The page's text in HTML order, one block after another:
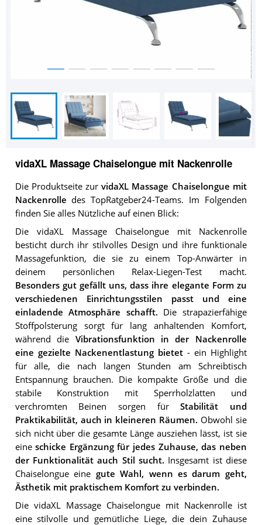
vidaXL Massage Chaiselongue mit Nackenrolle
Die Produktseite zurvidaXL Massage Chaiselongue mit
Nackenrolle des TopRatgeber24-Teams. Im Folgenden
finden Sie alles Nützliche auf einen Blick:
Die vidaXL Massage Chaiselongue mit Nackenrolle
besticht durch ihr stilvolles Design und ihre funktionale
Massagefunktion, die sie zu einem Top-Anwärter in
deinem persönlichen Relax-Liegen-Test macht.
Besonders gut gefällt uns, dass ihre elegante Form zu
verschiedenen Einrichtungsstilen passt und eine
einladende Atmosphäre schafft. Die strapazierfähige
Stoffpolsterung sorgt für lang anhaltenden Komfort,
während die Vibrationsfunktion in der Nackenrolle
eine gezielte Nackenentlastung bietet- ein Highlight
für alle, die nach langen Stunden am Schreibtisch
Entspannung brauchen. Die kompakte Größe und die
stabile Konstruktion mit Sperrholzlatten und
verchromten Beinen sorgen fürStabilität und
Praktikabilität, auch in kleineren Räumen. Obwohl sie
sich nicht über die gesamte Länge ausziehen lässt, ist sie
eineschicke Ergänzung für jedes Zuhause, das neben
der Funktionalität auch Stil sucht. Insgesamt ist diese
Chaiselongue eine gute Wahl, wenn es darum geht,
Ästhetik mit praktischem Komfort zu verbinden.
Die vidaXL Massage Chaiselongue mit Nackenrolle ist
eine stilvolle und gemütliche Liege, die dein Zuhause